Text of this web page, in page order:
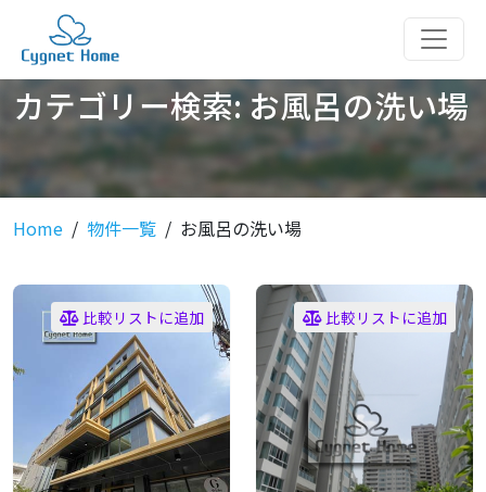
カテゴリー検索: お風呂の洗い場
Home 物件一覧 お風呂の洗い場
比較リストに追加 比較リストに追加